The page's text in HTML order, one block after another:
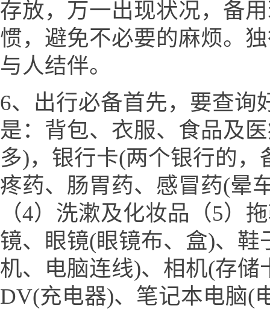
存放，万一出现状况，备
惯，避免不必要的麻烦。
与人结伴。
6、出行必备首先，要查询
是：背包、衣服、食品及
多)，银行卡(两个银行的
疼药、肠胃药、感冒药(晕
（4）洗漱及化妆品（5）
镜、眼镜(眼镜布、盒)、
机、电脑连线)、相机(存
DV(充电器)、笔记本电脑(